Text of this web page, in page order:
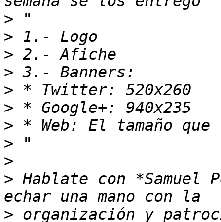
>
>
>
>
>
>
>
>
>
> Hablate con *Samuel
> organización y